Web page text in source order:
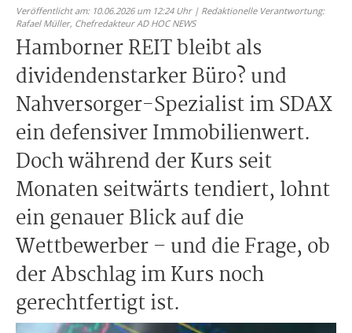
Veröffentlicht am: 10.06.2026 um 12:24 Uhr | Redaktionelle Verantwortung:
Rafael Müller, Chefredakteur AD HOC NEWS
Hamborner REIT bleibt als
dividendenstarker Büro? und
Nahversorger-Spezialist im SDAX
ein defensiver Immobilienwert.
Doch während der Kurs seit
Monaten seitwärts tendiert, lohnt
ein genauer Blick auf die
Wettbewerber – und die Frage, ob
der Abschlag im Kurs noch
gerechtfertigt ist.